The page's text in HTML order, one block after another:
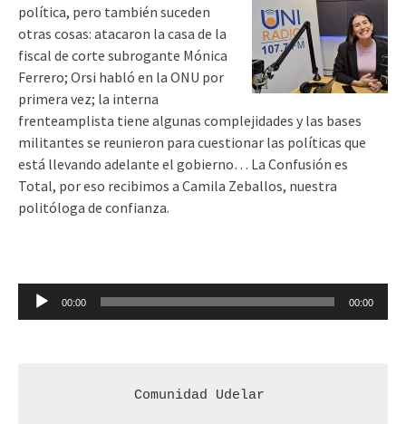
política, pero también suceden
otras cosas: atacaron la casa de la
fiscal de corte subrogante Mónica
Ferrero; Orsi habló en la ONU por
primera vez; la interna
frenteamplista tiene algunas complejidades y las bases
militantes se reunieron para cuestionar las políticas que
está llevando adelante el gobierno… La Confusión es
Total, por eso recibimos a Camila Zeballos, nuestra
politóloga de confianza.
Reproductor
00:00 00:00
Comunidad Udelar